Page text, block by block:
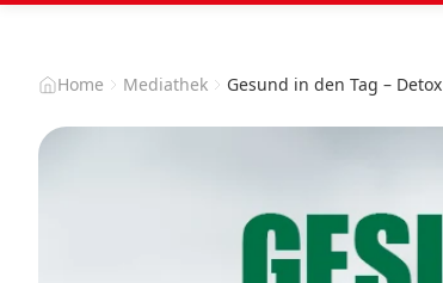
Home Mediathek Gesund in den Tag – Detox